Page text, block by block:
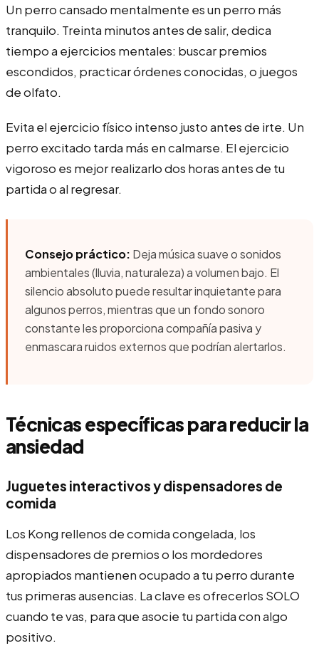
Un perro cansado mentalmente es un perro más
tranquilo. Treinta minutos antes de salir, dedica
tiempo a ejercicios mentales: buscar premios
escondidos, practicar órdenes conocidas, o juegos
de olfato.
Evita el ejercicio físico intenso justo antes de irte. Un
perro excitado tarda más en calmarse. El ejercicio
vigoroso es mejor realizarlo dos horas antes de tu
partida o al regresar.
Consejo práctico: Deja música suave o sonidos
ambientales (lluvia, naturaleza) a volumen bajo. El
silencio absoluto puede resultar inquietante para
algunos perros, mientras que un fondo sonoro
constante les proporciona compañía pasiva y
enmascara ruidos externos que podrían alertarlos.
Técnicas específicas para reducir la
ansiedad
Juguetes interactivos y dispensadores de
comida
Los Kong rellenos de comida congelada, los
dispensadores de premios o los mordedores
apropiados mantienen ocupado a tu perro durante
tus primeras ausencias. La clave es ofrecerlos SOLO
cuando te vas, para que asocie tu partida con algo
positivo.